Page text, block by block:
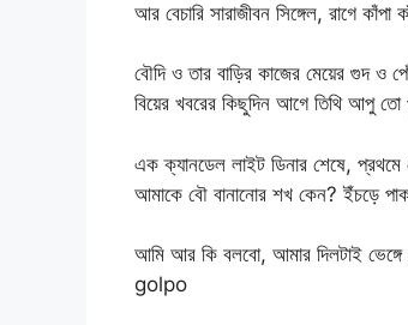
আর বেচারি সারাজীবন সিঙ্গেল, রাগে
বৌদি ও তার বাড়ির কাজের মেয়ের গুদ ও
বিয়ের খবরের কিছুদিন আগে তিথি আপু তো
এক ক্যানডেল লাইট ডিনার শেষে,
আমাকে বৌ বানানোর শখ কেন? ইঁচড়ে
আমি আর কি বলবো, আমার দিলটাই
golpo